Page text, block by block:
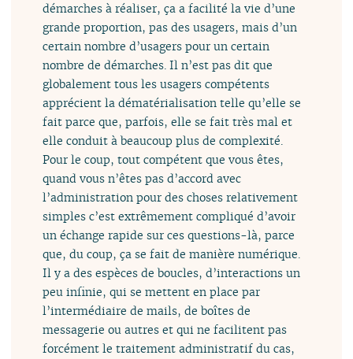
démarches à réaliser, ça a facilité la vie d’une
grande proportion, pas des usagers, mais d’un
certain nombre d’usagers pour un certain
nombre de démarches. Il n’est pas dit que
globalement tous les usagers compétents
apprécient la dématérialisation telle qu’elle se
fait parce que, parfois, elle se fait très mal et
elle conduit à beaucoup plus de complexité.
Pour le coup, tout compétent que vous êtes,
quand vous n’êtes pas d’accord avec
l’administration pour des choses relativement
simples c’est extrêmement compliqué d’avoir
un échange rapide sur ces questions-là, parce
que, du coup, ça se fait de manière numérique.
Il y a des espèces de boucles, d’interactions un
peu infinie, qui se mettent en place par
l’intermédiaire de mails, de boîtes de
messagerie ou autres et qui ne facilitent pas
forcément le traitement administratif du cas,